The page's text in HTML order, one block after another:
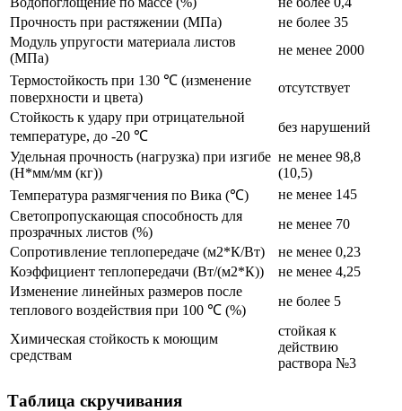
Прочность при растяжении (МПа)
не более 35
Модуль упругости материала листов
(МПа)
не менее 2000
Термостойкость при 130 ℃ (изменение
поверхности и цвета)
отсутствует
Стойкость к удару при отрицательной
температуре, до -20 ℃
без нарушений
Удельная прочность (нагрузка) при изгибе
(Н*мм/мм (кг))
не менее 98,8
(10,5)
Температура размягчения по Вика (℃)
не менее 145
Светопропускающая способность для
прозрачных листов (%)
не менее 70
Сопротивление теплопередаче (м2*К/Вт)
не менее 0,23
Коэффициент теплопередачи (Вт/(м2*К))
не менее 4,25
Изменение линейных размеров после
теплового воздействия при 100 ℃ (%)
не более 5
Химическая стойкость к моющим
средствам
стойкая к
действию
раствора №3
Таблица скручивания